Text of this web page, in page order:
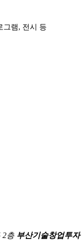
그램, 전시 등
2층 부산기술창업투자